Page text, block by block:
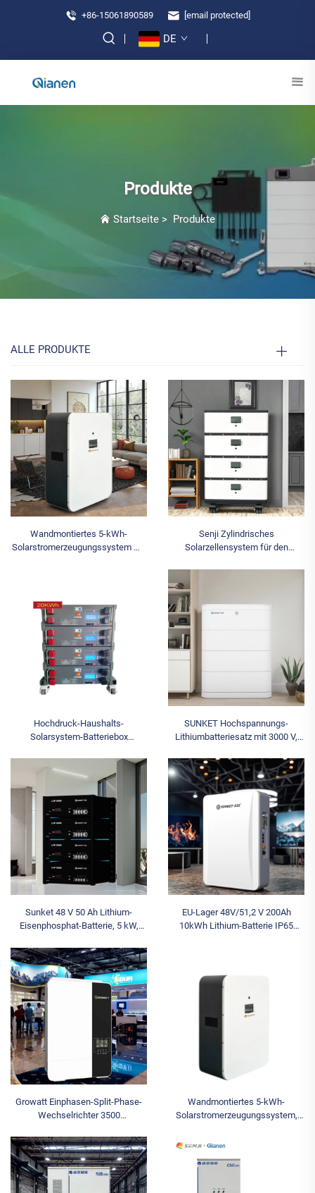
+86-15061890589 [email protected]
DE
Produkte
Startseite > Produkte
ALLE PRODUKTE
Wandmontiertes 5-kWh-
Solarstromerzeugungssystem mit
Senji Zylindrisches
Solarzellensystem für den
Lithium-Ionen-Lifepo4-Batterien,
Hochdruck-Haushalts-
Solarsystem-Batteriebox
kompatible Ifepo4-Batterie
Zylindrische Lithium-Ionen
SUNKET Hochspannungs-
Lithiumbatteriesatz mit 3000 V,
Netzanschluss, EU-Lager,
Solarenergiespeicher, Split
Sunket 48 V 50 Ah Lithium-
Eisenphosphat-Batterie, 5 kW,
Netzanschluss, Home-CAN-
Kommunikationsanschluss, Split-
Typ
EU-Lager 48V/51,2 V 200Ah
10kWh Lithium-Batterie IP65
Growatt Einphasen-Split-Phase-
Wechselrichter 3500
Grid Solar Wechselrichter
Wandmontiertes 5-kWh-
Solarstromerzeugungssystem,
Eisenphosphat-Batterie, 100 Ah,